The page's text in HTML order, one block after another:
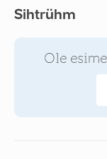
Sihtrühm
Ole